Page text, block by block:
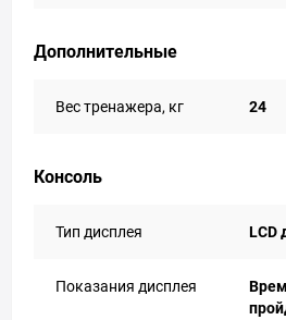
Дополнительные
Вес тренажера, кг 24
Консоль
Тип дисплея LCD
Показания дисплея